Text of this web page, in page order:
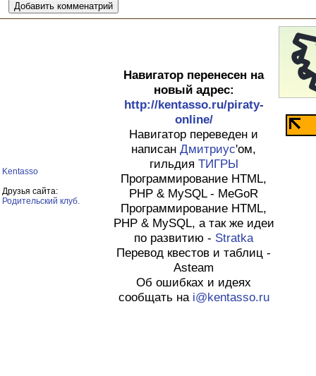
Kentasso
Друзья сайта:
Родительский клуб.
Навигатор перенесен на
новый адрес:
http://kentasso.ru/piraty-
online/
Навигатор переведен и
написан Дмитриус'ом,
гильдия ТИГРЫ
Программирование HTML,
PHP & MySQL - MeGoR
Программирование HTML,
PHP & MySQL, а так же идеи
по развитию - Stratka
Перевод квестов и таблиц -
Asteam
Об ошибках и идеях
сообщать на i@kentasso.ru